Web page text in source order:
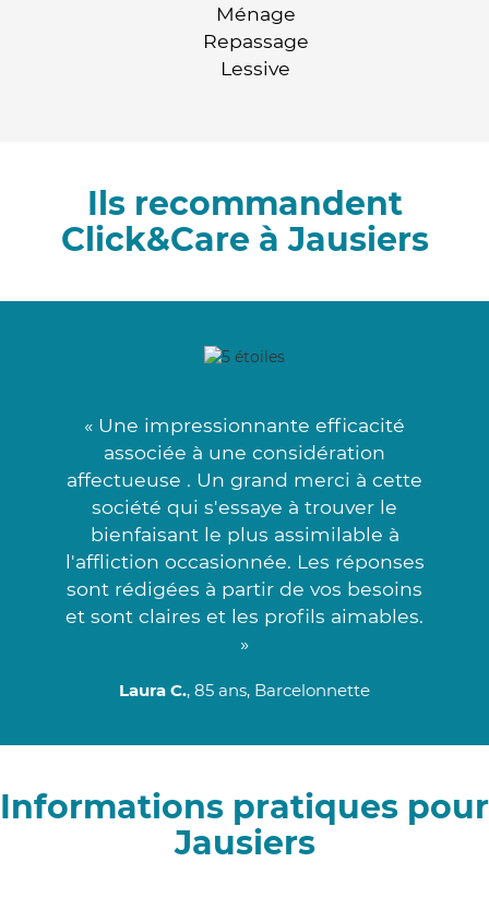
Ménage
Repassage
Lessive
Ils recommandent
Click&Care à Jausiers
« Une impressionnante efficacité
associée à une considération
affectueuse . Un grand merci à cette
société qui s'essaye à trouver le
bienfaisant le plus assimilable à
l'affliction occasionnée. Les réponses
sont rédigées à partir de vos besoins
et sont claires et les profils aimables.
»
Laura C., 85 ans, Barcelonnette
Informations pratiques pour
Jausiers